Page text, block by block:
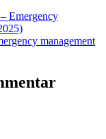
Emergency
management